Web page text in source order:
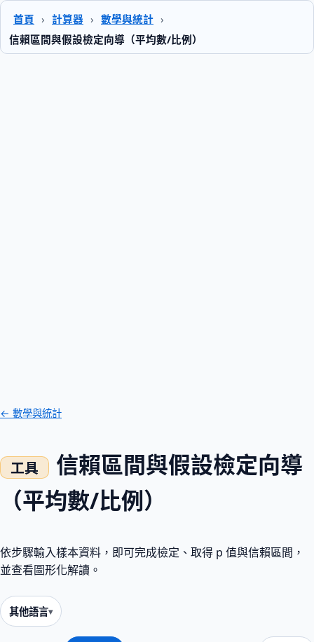
首頁 › 計算器 › 數學與統計 ›
信賴區間與假設檢定向導（平均數/比例）
← 數學與統計
信賴區間與假設檢定向導
（平均數/比例）
依步驟輸入樣本資料，即可完成檢定、取得 p 值與信賴區間，
並查看圖形化解讀。
其他語言